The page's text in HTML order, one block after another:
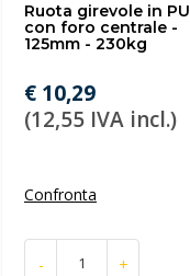
Ruota girevole in PU
con foro centrale -
125mm - 230kg
€ 10,29
(12,55 IVA incl.)
Confronta
- +